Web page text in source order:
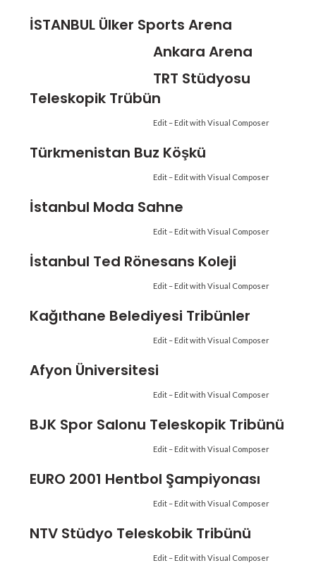
İSTANBUL Ülker Sports Arena
Ankara Arena
TRT Stüdyosu
Teleskopik Trübün
Edit – Edit with Visual Composer
Türkmenistan Buz Köşkü
Edit – Edit with Visual Composer
İstanbul Moda Sahne
Edit – Edit with Visual Composer
İstanbul Ted Rönesans Koleji
Edit – Edit with Visual Composer
Kağıthane Belediyesi Tribünler
Edit – Edit with Visual Composer
Afyon Üniversitesi
Edit – Edit with Visual Composer
BJK Spor Salonu Teleskopik Tribünü
Edit – Edit with Visual Composer
EURO 2001 Hentbol Şampiyonası
Edit – Edit with Visual Composer
NTV Stüdyo Teleskobik Tribünü
Edit – Edit with Visual Composer